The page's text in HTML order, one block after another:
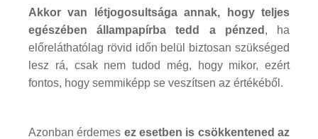
Akkor van létjogosultsága annak, hogy teljes
egészében állampapírba tedd a pénzed , ha
előreláthatólag rövid időn belül biztosan szükséged
lesz rá, csak nem tudod még, hogy mikor, ezért
fontos, hogy semmiképp se veszítsen az értékéből.
Azonban érdemes ez esetben is csökkentened az